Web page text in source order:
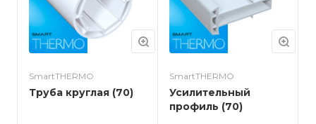
SmartTHERMO
Труба круглая (70)
SmartTHERMO
Усилительный
профиль (70)